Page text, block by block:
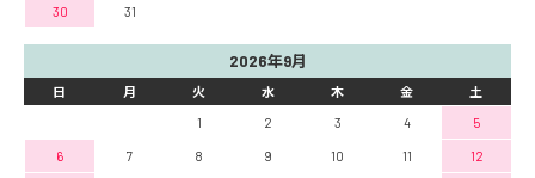
30 31
2026年9月
日 月 火 水 木 金
土
1
2 3 4 5
6 7 8 9 10 11 12